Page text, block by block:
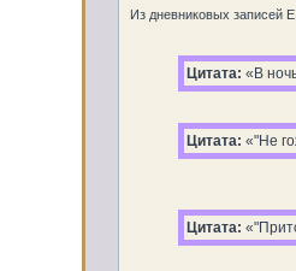
Из дневниковых записей
Цитата: «В
Цитата: «"Не
Цитата: